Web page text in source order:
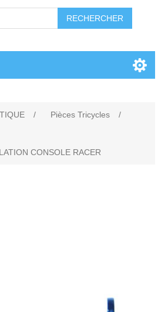
RECHERCHER
/ Pièces Tricycles
/
CONSOLE RACER